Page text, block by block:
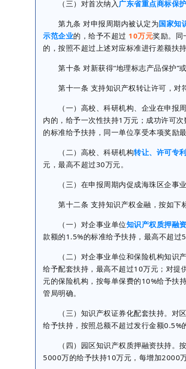
（三）对首次纳入广东省重点商标保
第九条 对申报周期内被认定为国家知
示范企业的，给予不超过 10万元奖励。同
的，按照不超过上述对应标准进行差额扶持
第十条 对新获得“地理标志产品保护”
第十一条 支持知识产权转让许可，对
（一）高校、科研机构、企业在申报
内的，给予一次性扶持1万元；成功许可
的标准给予扶持，同一单位享受本项奖励
（二）高校、科研机构转让、许可专
元，最高不超过30万元。
（三）在申报周期内促成海珠区企事业
第十二条 支持知识产权金融，按如下
（一）对企事业单位知识产权质押融
款额的1.5%的标准给予扶持，最高不超过
（二）对企事业单位和保险机构知识产
给予配套扶持，最高不超过10万元；对提
元的保险机构，按每单保费的10%给予扶
管局明确。
（三）知识产权证券化配套扶持。对区
给予扶持，按照总额不超过发行金额0.5%
（四）园区知识产权质押融资扶持。按
5000万的给予扶持10万元，每增加2000